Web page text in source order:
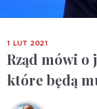
1 LUT 2021
Rząd mówi
które będą